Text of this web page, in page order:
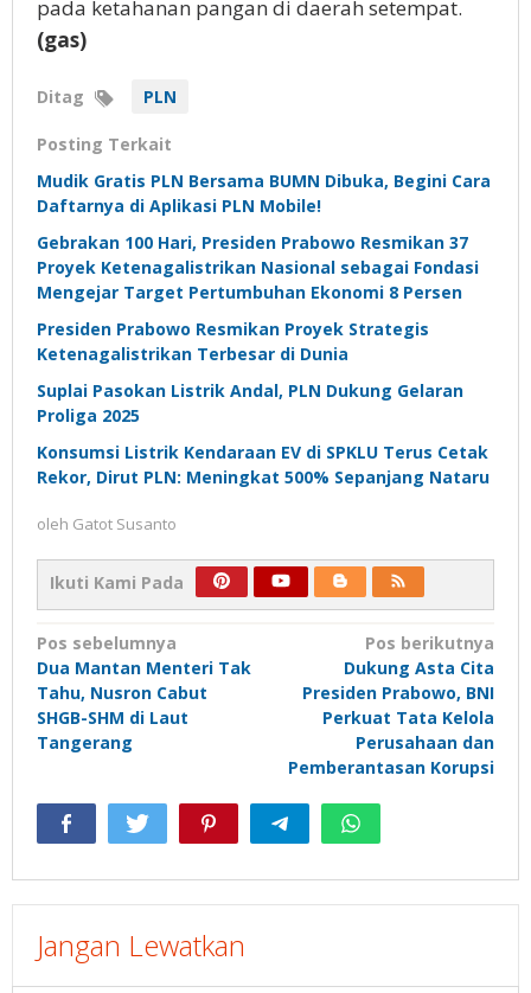
pada ketahanan pangan di daerah setempat.
(gas)
Ditag PLN
Posting Terkait
Mudik Gratis PLN Bersama BUMN Dibuka, Begini Cara
Daftarnya di Aplikasi PLN Mobile!
Gebrakan 100 Hari, Presiden Prabowo Resmikan 37
Proyek Ketenagalistrikan Nasional sebagai Fondasi
Mengejar Target Pertumbuhan Ekonomi 8 Persen
Presiden Prabowo Resmikan Proyek Strategis
Ketenagalistrikan Terbesar di Dunia
Suplai Pasokan Listrik Andal, PLN Dukung Gelaran
Proliga 2025
Konsumsi Listrik Kendaraan EV di SPKLU Terus Cetak
Rekor, Dirut PLN: Meningkat 500% Sepanjang Nataru
oleh Gatot Susanto
Ikuti Kami Pada
Navigasi
pos
Pos sebelumnya
Dua Mantan Menteri Tak
Tahu, Nusron Cabut
SHGB-SHM di Laut
Tangerang
Pos berikutnya
Dukung Asta Cita
Presiden Prabowo, BNI
Perkuat Tata Kelola
Perusahaan dan
Pemberantasan Korupsi
Jangan Lewatkan